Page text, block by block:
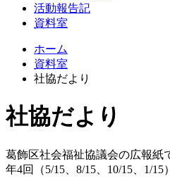
活動報告記
資料室
ホーム
資料室
社協だより
社協だより
葛飾区社会福祉協議会の広報紙
年4回（5/15、8/15、10/15、1/15